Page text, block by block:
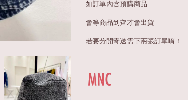
如訂單內含預購商品
會等商品到齊才會出貨
若要分開寄送需下兩張訂單唷！